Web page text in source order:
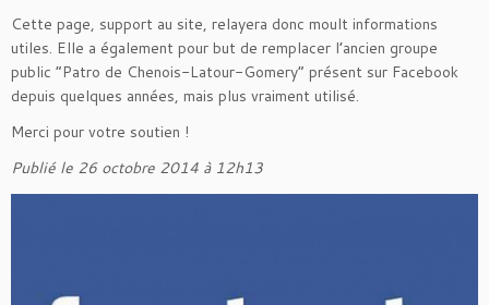
Cette page, support au site, relayera donc moult informations
utiles. Elle a également pour but de remplacer l’ancien groupe
public “Patro de Chenois-Latour-Gomery” présent sur Facebook
depuis quelques années, mais plus vraiment utilisé.
Merci pour votre soutien !
Publié le 26 octobre 2014 à 12h13